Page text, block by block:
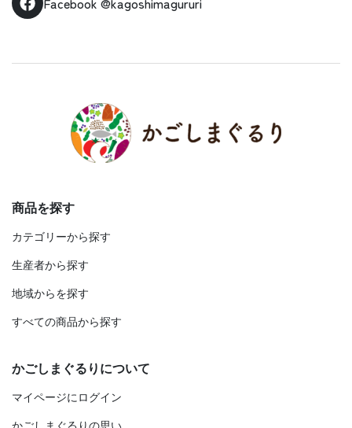
商品を探す
カテゴリーから探す
生産者から探す
地域からを探す
すべての商品から探す
かごしまぐるりについて
マイページにログイン